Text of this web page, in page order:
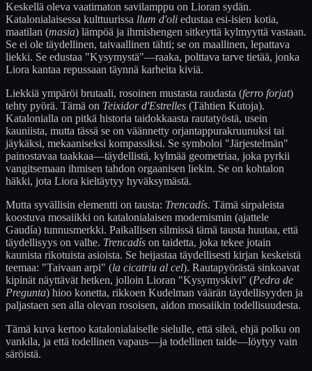
Keskellä oleva vaatimaton savilamppu on Lioran sydän.
Katalonialaisessa kulttuurissa llum d'oli edustaa esi-isien kotia,
maatilan (masia) lämpöä ja ihmishengen sitkeyttä kylmyyttä vastaan.
Se ei ole täydellinen, taivaallinen tähti; se on maallinen, lepattava
liekki. Se edustaa "Kysymystä"—raaka, polttava tarve tietää, jonka
Liora kantaa repussaan täynnä karheita kiviä.
Liekkiä ympäröi brutaali, rosoinen mustasta raudasta (ferro forjat)
tehty pyörä. Tämä on Teixidor d'Estrelles (Tähtien Kutoja).
Katalonialla on pitkä historia taidokkaasta rautatyöstä, usein
kauniista, mutta tässä se on väännetty orjantappurakruunuksi tai
jäykäksi, mekaaniseksi kompassiksi. Se symboloi "Järjestelmän"
painostavaa taakkaa—täydellistä, kylmää geometriaa, joka pyrkii
vangitsemaan ihmisen tahdon orgaanisen liekin. Se on kohtalon
häkki, jota Liora kieltäytyy hyväksymästä.
Mutta syvällisin elementti on tausta: Trencadís. Tämä sirpaleista
koostuva mosaiikki on katalonialaisen modernismin (ajattele
Gaudía) tunnusmerkki. Paikallisen silmissä tämä tausta huutaa, että
täydellisyys on valhe. Trencadís on taidetta, joka tekee jotain
kaunista rikotuista asioista. Se heijastaa täydellisesti kirjan keskeistä
teemaa: "Taivaan arpi" (la cicatriu al cel). Rautapyörästä sinkoavat
kipinät näyttävät hetken, jolloin Lioran "Kysymyskivi" (Pedra de
Pregunta) hioo konetta, rikkoen Kudelman väärän täydellisyyden ja
paljastaen sen alla olevan rosoisen, aidon mosaiikin todellisuudesta.
Tämä kuva kertoo katalonialaiselle sielulle, että sileä, ehjä polku on
vankila, ja että todellinen vapaus—ja todellinen taide—löytyy vain
säröistä.